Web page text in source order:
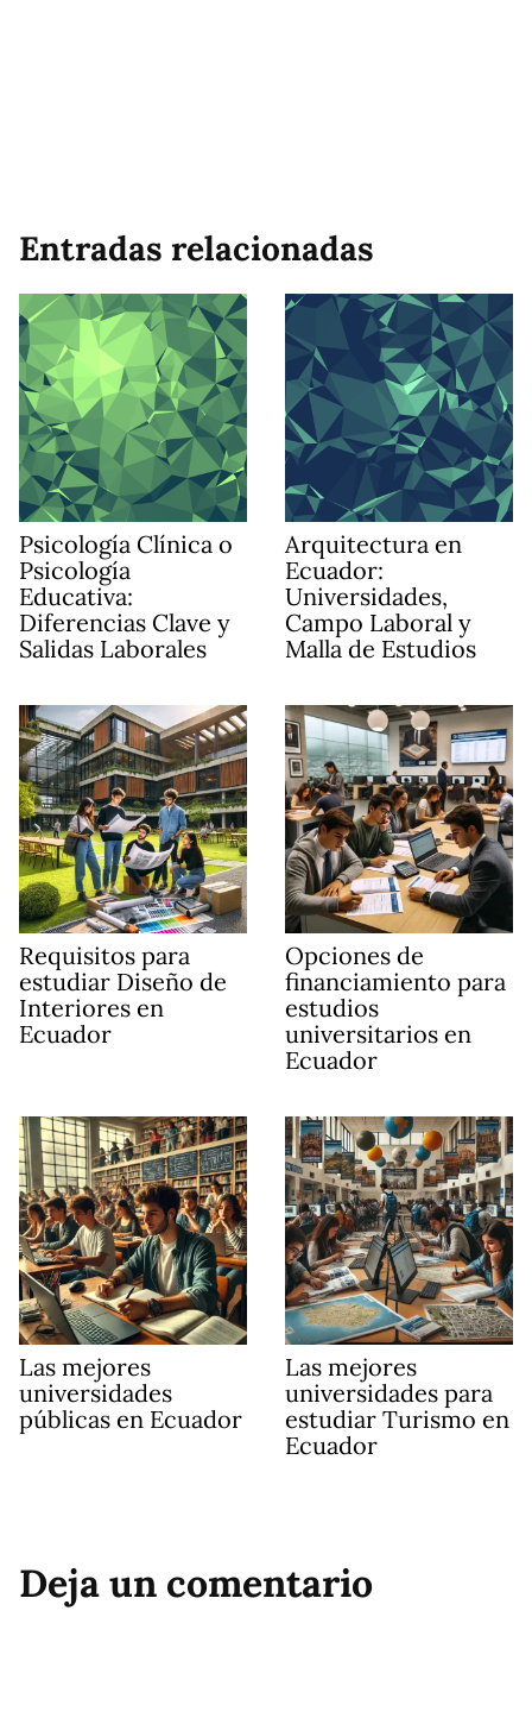
Entradas relacionadas
Psicología Clínica o
Psicología
Educativa:
Diferencias Clave y
Salidas Laborales
Arquitectura en
Ecuador:
Universidades,
Campo Laboral y
Malla de Estudios
Requisitos para
estudiar Diseño de
Interiores en
Ecuador
Opciones de
financiamiento para
estudios
universitarios en
Ecuador
Las mejores
universidades
públicas en Ecuador
Las mejores
universidades para
estudiar Turismo en
Ecuador
Deja un comentario